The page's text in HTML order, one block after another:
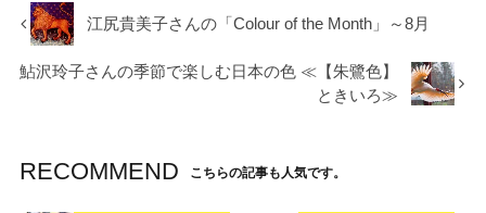
江尻貴美子さんの「Colour of the Month」～8月
鮎沢玲子さんの季節で楽しむ日本の色 ≪【朱鷺色】
ときいろ≫
RECOMMEND こちらの記事も人気です。